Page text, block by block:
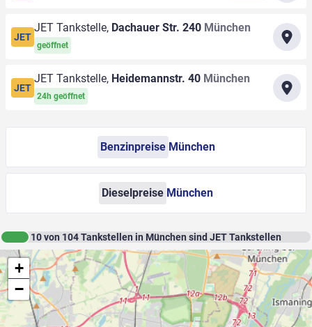
JET
JET Tankstelle, Dachauer Str. 240 München
geöffnet
JET
JET Tankstelle, Heidemannstr. 40 München
24h geöffnet
Benzinpreise München
Dieselpreise München
10von 104Tankstellen in München sind JET Tankstellen
+
−